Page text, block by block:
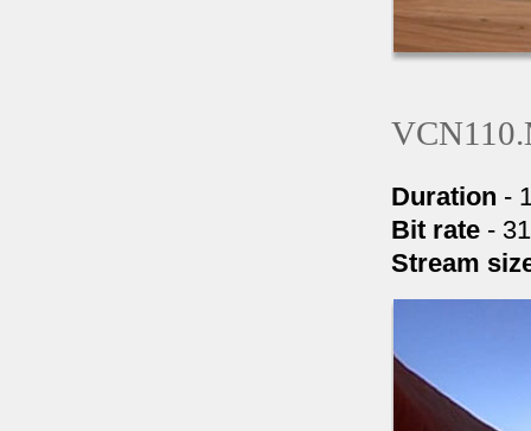
Duration -
Bit rate -
Stream